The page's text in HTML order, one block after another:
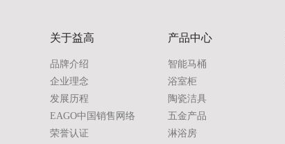
关于益高
品牌介绍
企业理念
发展历程
EAGO中国销售网络
荣誉认证
产品中心
智能马桶
浴室柜
陶瓷洁具
五金产品
淋浴房